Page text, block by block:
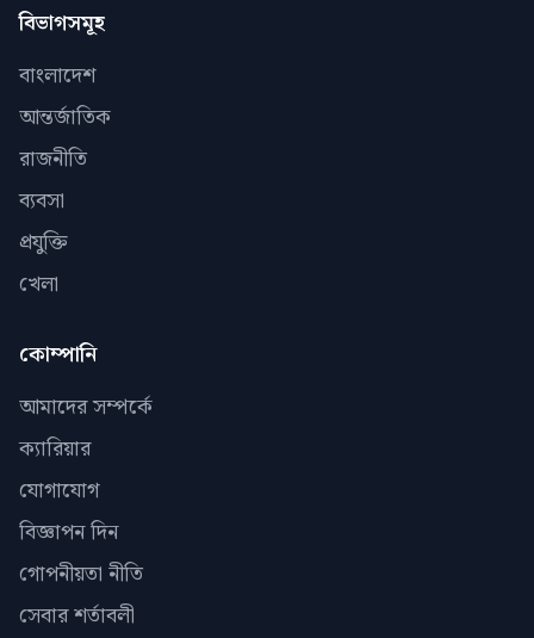
বিভাগসমূহ
বাংলাদেশ
আন্তর্জাতিক
রাজনীতি
ব্যবসা
প্রযুক্তি
খেলা
কোম্পানি
আমাদের সম্পর্কে
ক্যারিয়ার
যোগাযোগ
বিজ্ঞাপন দিন
গোপনীয়তা নীতি
সেবার শর্তাবলী